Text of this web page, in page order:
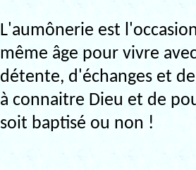
L'aumônerie est
même âge pour vivre
détente, d'échanges et
à connaitre Dieu et de
soit baptisé ou non !